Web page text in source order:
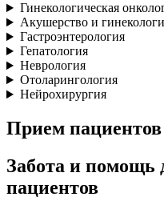
Гинекологическая
Акушерство и
Гастроэнтерология
Гепатология
Неврология
Отоларингология
Нейрохирургия
Прием пациентов
Забота и помощь
пациентов